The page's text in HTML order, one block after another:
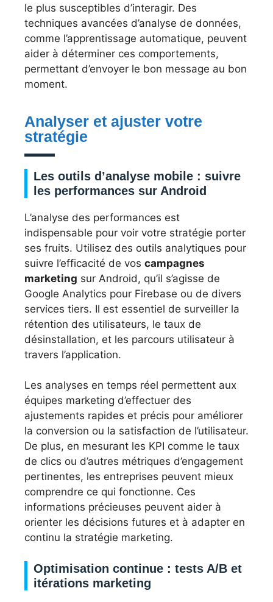
le plus susceptibles d’interagir. Des
techniques avancées d’analyse de données,
comme l’apprentissage automatique, peuvent
aider à déterminer ces comportements,
permettant d’envoyer le bon message au bon
moment.
Analyser et ajuster votre
stratégie
Les outils d’analyse mobile : suivre
les performances sur Android
L’analyse des performances est
indispensable pour voir votre stratégie porter
ses fruits. Utilisez des outils analytiques pour
suivre l’efficacité de vos campagnes
marketing sur Android, qu’il s’agisse de
Google Analytics pour Firebase ou de divers
services tiers. Il est essentiel de surveiller la
rétention des utilisateurs, le taux de
désinstallation, et les parcours utilisateur à
travers l’application.
Les analyses en temps réel permettent aux
équipes marketing d’effectuer des
ajustements rapides et précis pour améliorer
la conversion ou la satisfaction de l’utilisateur.
De plus, en mesurant les KPI comme le taux
de clics ou d’autres métriques d’engagement
pertinentes, les entreprises peuvent mieux
comprendre ce qui fonctionne. Ces
informations précieuses peuvent aider à
orienter les décisions futures et à adapter en
continu la stratégie marketing.
Optimisation continue : tests A/B et
itérations marketing